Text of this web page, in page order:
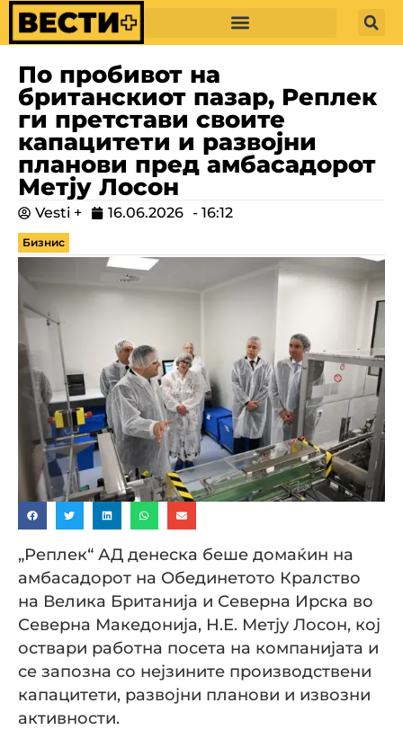
По пробивот на
британскиот пазар, Реплек
ги претстави своите
капацитети и развојни
планови пред амбасадорот
Метју Лосон
Vesti + 16.06.2026 - 16:12
Бизнис
„Реплек“ АД денеска беше домаќин на
амбасадорот на Обединетото Кралство
на Велика Британија и Северна Ирска во
Северна Македонија, Н.Е. Метју Лосон, кој
оствари работна посета на компанијата и
се запозна со нејзините производствени
капацитети, развојни планови и извозни
активности.